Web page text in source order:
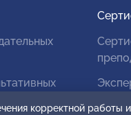
корректной